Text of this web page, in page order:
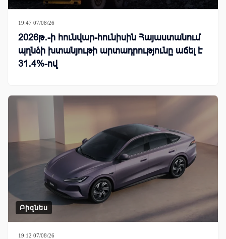
19:47 07/08/26
2026թ․-ի հունվար-հունիսին Հայաստանում
պղնձի խտանյութի արտադրությունը աճել է
31․4%-ով
Բիզնես
19:12 07/08/26